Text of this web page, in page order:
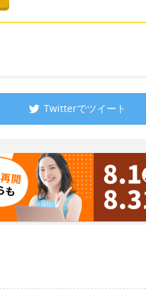
Twitterでツイート